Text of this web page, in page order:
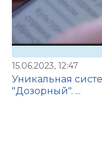
15.06.2023, 12:47
Уникальная
"Дозорный". ...